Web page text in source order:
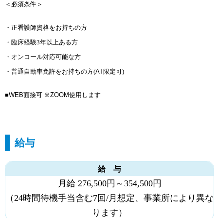
＜必須条件＞
・正看護師資格をお持ちの方
・臨床経験3年以上ある方
・オンコール対応可能な方
・普通自動車免許をお持ちの方(AT限定可)
■WEB面接可 ※ZOOM使用します
給与
給 与
月給 276,500円～354,500円
（24時間待機手当含む7回/月想定、事業所により異な
ります）